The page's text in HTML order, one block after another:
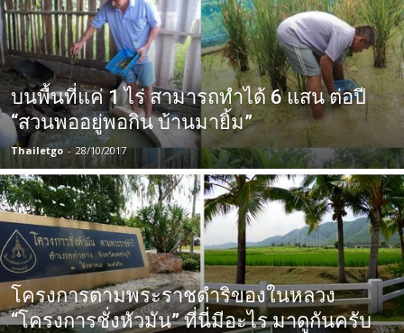
บนพื้นที่แค่ 1 ไร่ สามารถทำได้ 6 แสน ต่อปี
“สวนพออยู่พอกิน บ้านมายิ้ม”
Thailetgo - 28/10/2017
โครงการตามพระราชดำริของในหลวง
“โครงการชั่งหัวมัน” ที่นี่มีอะไร มาดูกันครับ